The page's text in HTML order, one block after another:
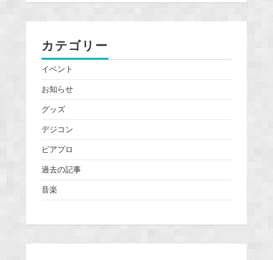
カテゴリー
イベント
お知らせ
グッズ
デジコン
ピアプロ
過去の記事
音楽